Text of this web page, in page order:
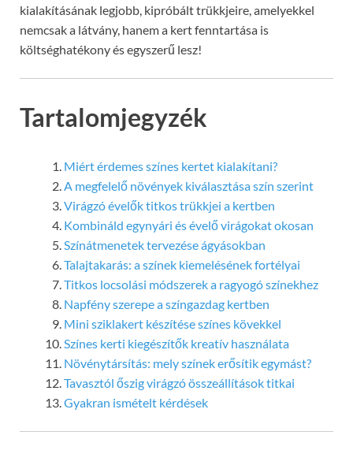
kialakításának legjobb, kipróbált trükkjeire, amelyekkel
nemcsak a látvány, hanem a kert fenntartása is
költséghatékony és egyszerű lesz!
Tartalomjegyzék
Miért érdemes színes kertet kialakítani?
A megfelelő növények kiválasztása szín szerint
Virágzó évelők titkos trükkjei a kertben
Kombináld egynyári és évelő virágokat okosan
Színátmenetek tervezése ágyásokban
Talajtakarás: a színek kiemelésének fortélyai
Titkos locsolási módszerek a ragyogó színekhez
Napfény szerepe a színgazdag kertben
Mini sziklakert készítése színes kövekkel
Színes kerti kiegészítők kreatív használata
Növénytársítás: mely színek erősítik egymást?
Tavasztól őszig virágzó összeállítások titkai
Gyakran ismételt kérdések